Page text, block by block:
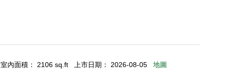
室內面積： 2106 sq.ft 上市日期： 2026-08-05 地圖